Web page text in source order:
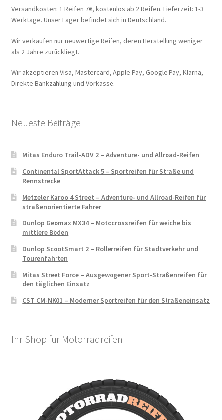
Versandkosten: 1 Reifen 7€, kostenlos ab 2 Reifen. Lieferzeit: 1-3
Werktage. Unser Lager befindet sich in Deutschland.
Wir verkaufen nur neuwertige Reifen, deren Herstellung weniger
als 2 Jahre zurückliegt.
Wir akzeptieren Visa, Mastercard, Apple Pay, Google Pay, Klarna,
Direkte Bankzahlung und Vorkasse.
Neueste Beiträge
Mitas Enduro Trail-ADV 2 – Adventure- und Allroad-Reifen
Continental SportAttack 5 – Sportreifen für Straße und
Rennstrecke
Metzeler Karoo 4 Street – Adventure- und Allroad-Reifen für
straßenorientierte Fahrer
Dunlop Geomax MX34 – Motocrossreifen für weiche bis
mittlere Böden
Dunlop ScootSmart 2 – Rollerreifen für Stadtverkehr und
Tourenfahrten
Mitas Street Force – Ausgewogener Sport-Straßenreifen für
den täglichen Einsatz
CST CM-NK01 – Moderner Sportreifen für den Straßeneinsatz
Ihr Shop für Motorradreifen